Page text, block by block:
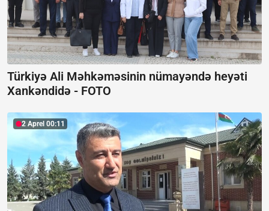
Türkiyə Ali Məhkəməsinin nümayəndə heyəti
Xankəndidə - FOTO
2 Aprel 00:11